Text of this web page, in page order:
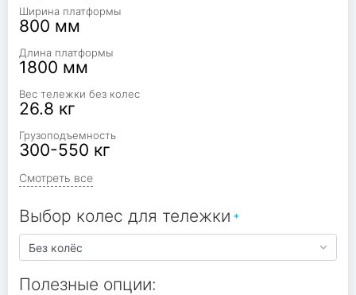
Ширина платформы
800 мм
Длина платформы
1800 мм
Вес тележки без колес
26.8 кг
Грузоподъемность
300-550 кг
Смотреть все
Выбор колес для тележки
Полезные опции: